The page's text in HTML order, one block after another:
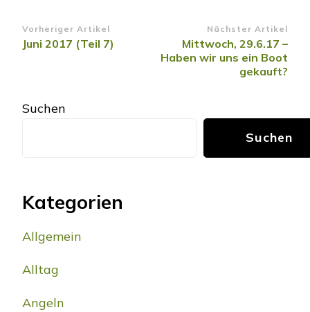
Beitragsnavigation
Vorheriger Artikel
Juni 2017 (Teil 7)
Nächster Artikel
Mittwoch, 29.6.17 –
Haben wir uns ein Boot
gekauft?
Suchen
Suchen
Kategorien
Allgemein
Alltag
Angeln